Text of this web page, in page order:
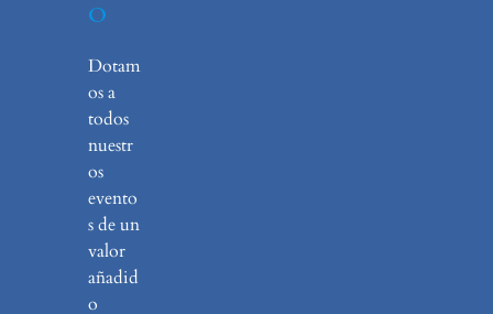
O
Dotam
os a
todos
nuestr
os
evento
s de un
valor
añadid
o